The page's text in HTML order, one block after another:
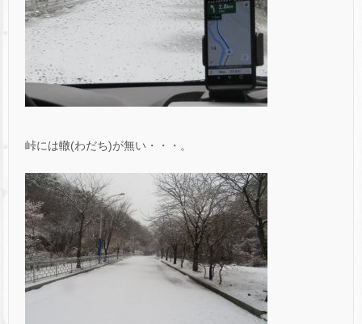
峠には轍(わだち)が無い・・・。